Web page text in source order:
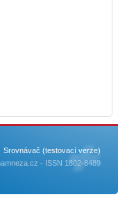
Srovnávač (testovací verze)
- ISSN 1802-8489